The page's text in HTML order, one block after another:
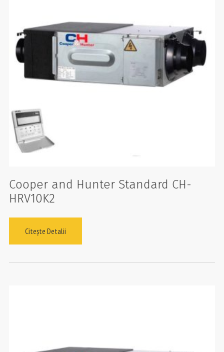
Cooper and Hunter Standard CH-
HRV10K2
Citește Detalii